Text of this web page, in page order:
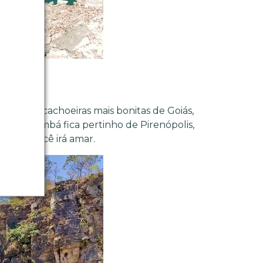
das cachoeiras mais bonitas de Goiás,
Corumbá fica pertinho de Pirenópolis,
que você irá amar.